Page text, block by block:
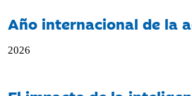
Año internacional de la
2026